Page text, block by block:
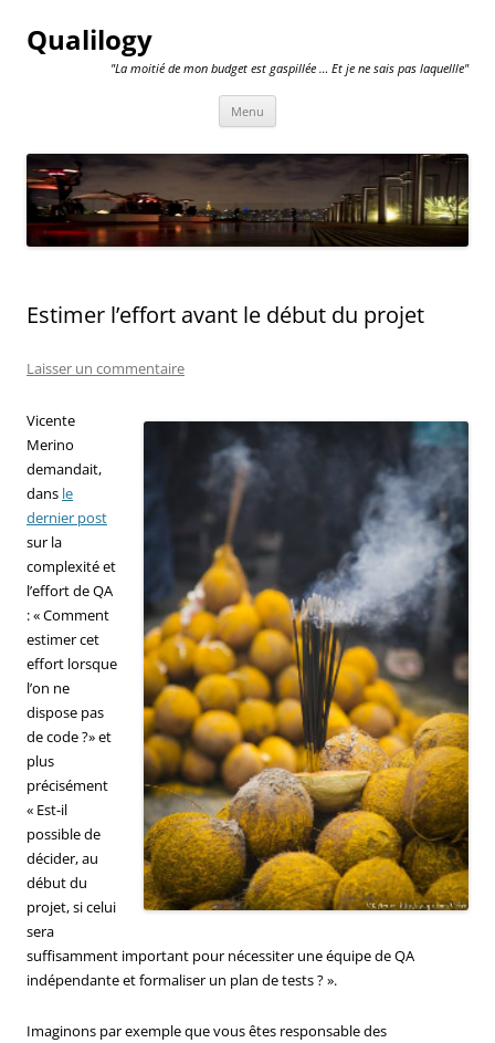
Qualilogy
"La moitié de mon budget est gaspillée … Et je ne sais pas laquellle"
Menu
Estimer l’effort avant le début du projet
Laisser un commentaire
Vicente
Merino
demandait,
dans le
dernier post
sur la
complexité et
l’effort de QA
: « Comment
estimer cet
effort lorsque
l’on ne
dispose pas
de code ?» et
plus
précisément
« Est-il
possible de
décider, au
début du
projet, si celui
sera
suffisamment important pour nécessiter une équipe de QA
indépendante et formaliser un plan de tests ? ».
Imaginons par exemple que vous êtes responsable des